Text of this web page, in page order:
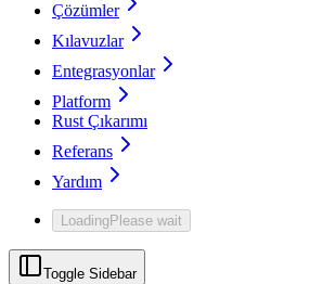
Çözümler
Kılavuzlar
Entegrasyonlar
Platform
Rust Çıkarımı
Referans
Yardım
LoadingPlease wait
Toggle Sidebar